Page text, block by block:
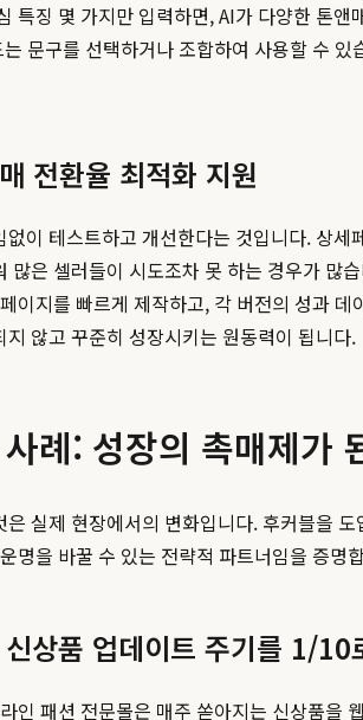
특징 몇 가지만 입력하면, AI가 다양한 톤
문구를 선택하거나 조합하여 사용할 수
전환율 최적화 지원
이 테스트하고 개선한다는 것입니다. 상
많은 셀러들이 시도조차 못 하는 경우가
이지를 빠르게 제작하고, 각 버전의 성과
않고 꾸준히 성장시키는 원동력이 됩니다.
례: 성장의 촉매제가
실제 현장에서의 변화입니다. 후커블을
명을 바꿀 수 있는 전략적 파트너임을 증명
상품 업데이트 주기를 1/10
인 패션 전문몰은 매주 쏟아지는 신상품